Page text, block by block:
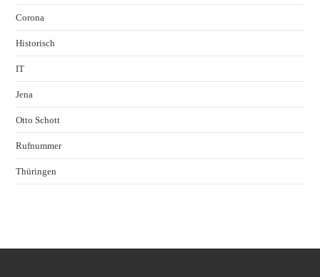
Corona
Historisch
IT
Jena
Otto Schott
Rufnummer
Thüringen